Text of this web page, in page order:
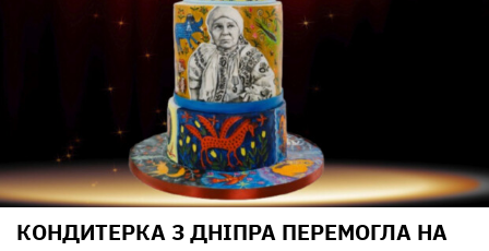
КОНДИТЕРКА З ДНІПРА ПЕРЕМОГЛА НА